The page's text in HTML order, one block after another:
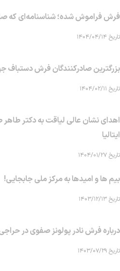
فرش فراموش شده؛ شناسنامه‌ای که
تاریخ ۱۴۰۴/۰۴/۱۴
بزرگترین صادرکنندگان فرش دستباف
تاریخ ۱۴۰۴/۰۲/۱۱
اهدای نشان عالی لیاقت به دکتر
ایتالیا
تاریخ ۱۴۰۴/۰۱/۲۷
بیم ها و امیدها به مرکز ملی جابجایی!
تاریخ ۱۴۰۳/۱۲/۱۳
درباره فرش نادر پولونز صفوی در
تاریخ ۱۴۰۳/۰۷/۲۹